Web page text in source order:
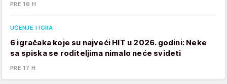
PRE 16 H
UČENJE I IGRA
6 igračaka koje su najveći HIT u 2026. godini: Neke
sa spiska se roditeljima nimalo neće svideti
PRE 17 H